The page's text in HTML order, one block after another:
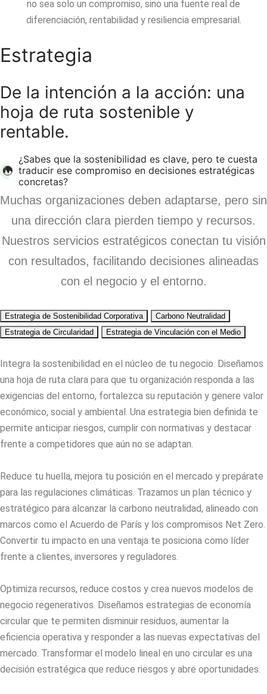
no sea solo un compromiso, sino una fuente real de
diferenciación, rentabilidad y resiliencia empresarial.
Estrategia
De la intención a la acción: una
hoja de ruta sostenible y
rentable.
¿Sabes que la sostenibilidad es clave, pero te cuesta
traducir ese compromiso en decisiones estratégicas
concretas?
Muchas organizaciones deben adaptarse, pero sin
una dirección clara pierden tiempo y recursos.
Nuestros servicios estratégicos conectan tu visión
con resultados, facilitando decisiones alineadas
con el negocio y el entorno.
Estrategia de Sostenibilidad Corporativa
Carbono Neutralidad
Estrategia de Circularidad
Estrategia de Vinculación con el Medio
Integra la sostenibilidad en el núcleo de tu negocio. Diseñamos
una hoja de ruta clara para que tu organización responda a las
exigencias del entorno, fortalezca su reputación y genere valor
económico, social y ambiental. Una estrategia bien definida te
permite anticipar riesgos, cumplir con normativas y destacar
frente a competidores que aún no se adaptan.
Reduce tu huella, mejora tu posición en el mercado y prepárate
para las regulaciones climáticas. Trazamos un plan técnico y
estratégico para alcanzar la carbono neutralidad, alineado con
marcos como el Acuerdo de París y los compromisos Net Zero.
Convertir tu impacto en una ventaja te posiciona como líder
frente a clientes, inversores y reguladores.
Optimiza recursos, reduce costos y crea nuevos modelos de
negocio regenerativos. Diseñamos estrategias de economía
circular que te permiten disminuir residuos, aumentar la
eficiencia operativa y responder a las nuevas expectativas del
mercado. Transformar el modelo lineal en uno circular es una
decisión estratégica que reduce riesgos y abre oportunidades.